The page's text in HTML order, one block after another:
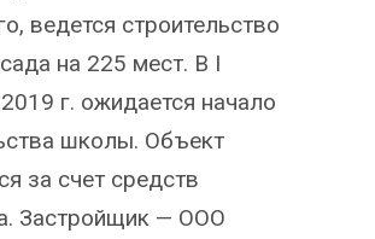
ведется строительство
на 225 мест. В I
г. ожидается начало
школы. Объект
за счет средств
Застройщик — ООО